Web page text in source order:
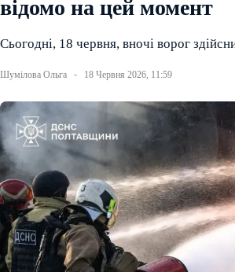
відомо на цей момент
Сьогодні, 18 червня, вночі ворог
Шумілова Ольга 18 Червня 2026, 11:59